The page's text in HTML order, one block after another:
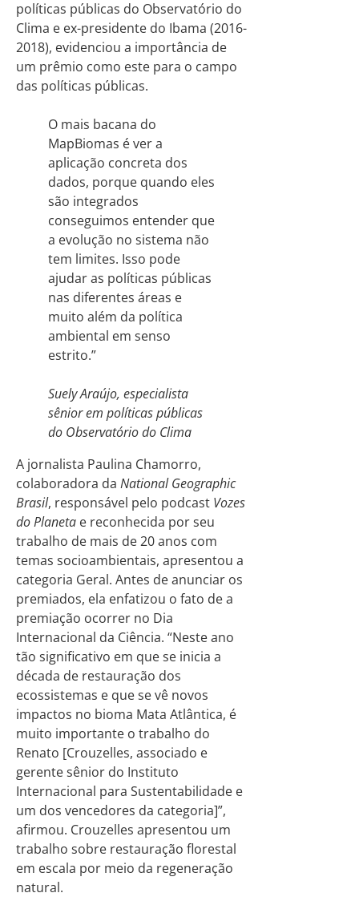
políticas públicas do Observatório do
Clima e ex-presidente do Ibama (2016-
2018), evidenciou a importância de
um prêmio como este para o campo
das políticas públicas.
O mais bacana do
MapBiomas é ver a
aplicação concreta dos
dados, porque quando eles
são integrados
conseguimos entender que
a evolução no sistema não
tem limites. Isso pode
ajudar as políticas públicas
nas diferentes áreas e
muito além da política
ambiental em senso
estrito.”
Suely Araújo, especialista
sênior em políticas públicas
do Observatório do Clima
A jornalista Paulina Chamorro,
colaboradora da National Geographic
Brasil, responsável pelo podcast Vozes
do Planeta e reconhecida por seu
trabalho de mais de 20 anos com
temas socioambientais, apresentou a
categoria Geral. Antes de anunciar os
premiados, ela enfatizou o fato de a
premiação ocorrer no Dia
Internacional da Ciência. “Neste ano
tão significativo em que se inicia a
década de restauração dos
ecossistemas e que se vê novos
impactos no bioma Mata Atlântica, é
muito importante o trabalho do
Renato [Crouzelles, associado e
gerente sênior do Instituto
Internacional para Sustentabilidade e
um dos vencedores da categoria]”,
afirmou. Crouzelles apresentou um
trabalho sobre restauração florestal
em escala por meio da regeneração
natural.